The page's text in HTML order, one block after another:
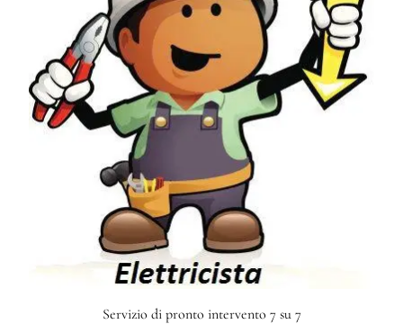
Servizio di pronto intervento 7 su 7